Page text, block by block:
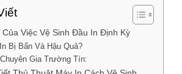
Việc Vệ Sinh Đầu In Định Kỳ
Bị Bẩn Và Hậu Quả?
Gia Trường Tín: